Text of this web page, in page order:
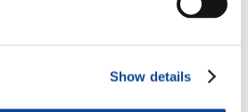
Show details
in merito al miglioramento della
tra le ONG e gli Stati membri in